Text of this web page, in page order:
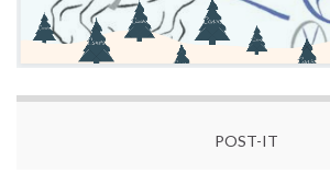
POST-IT